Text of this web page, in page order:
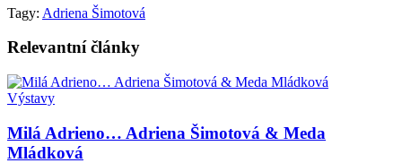
Tagy: Adriena Šimotová
Relevantníčlánky
Výstavy
Milá Adrieno… Adriena Šimotová & Meda
Mládková